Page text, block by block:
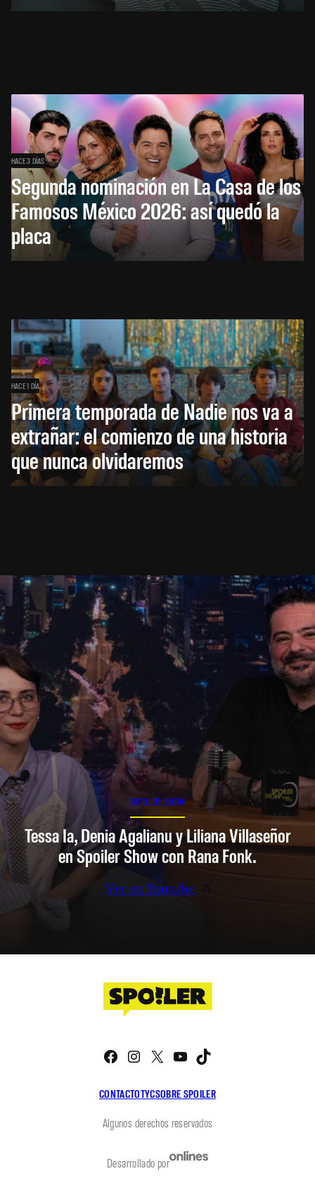
HACE 3 DÍAS
Segunda nominación en La Casa de los
Famosos México 2026: así quedó la
placa
HACE 1 DÍA
Primera temporada de Nadie nos va a
extrañar: el comienzo de una historia
que nunca olvidaremos
SPOILER SHOW
Tessa Ia, Denia Agalianu y Liliana Villaseñor
en Spoiler Show con Rana Fonk.
Ver en Youtube
CONTACTOTYCSOBRE SPOILER
Facebook
Instagram
X YouTube
Algunos derechos reservados
Desarrollado por